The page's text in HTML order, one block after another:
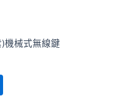
機械式無線鍵